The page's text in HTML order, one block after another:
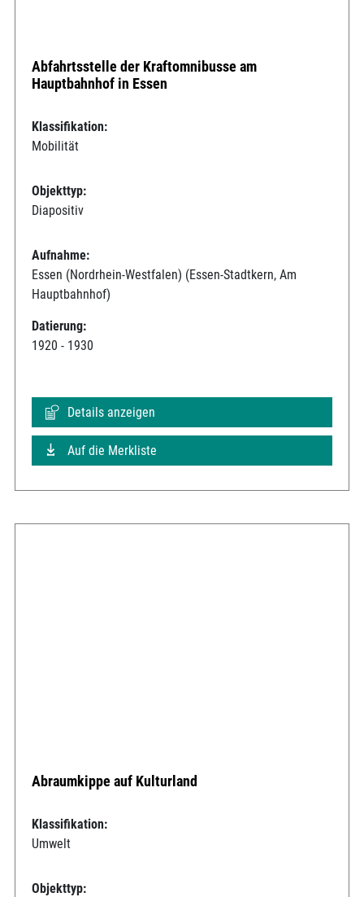
Abfahrtsstelle der Kraftomnibusse am
Hauptbahnhof in Essen
Klassifikation:
Mobilität
Objekttyp:
Diapositiv
Aufnahme:
Essen (Nordrhein-Westfalen) (Essen-Stadtkern, Am
Hauptbahnhof)
Datierung:
1920 - 1930
Details anzeigen
Auf die Merkliste
Abraumkippe auf Kulturland
Klassifikation:
Umwelt
Objekttyp: